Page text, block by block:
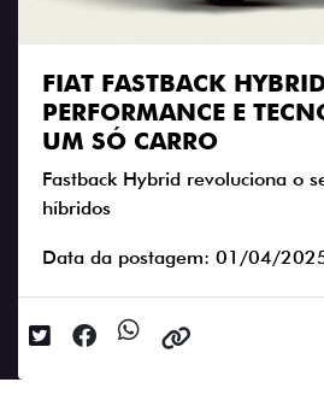
FIAT FASTBACK
PERFORMANCE E
UM SÓ CARRO
Fastback Hybrid revoluciona o
híbridos
Data da postagem: 01/04/